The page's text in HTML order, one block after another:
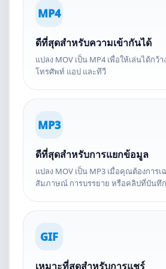
MP4
ดีที่สุดสำหรับความเข้ากันได้
แปลง MOV เป็น MP4 เพื่อให้เล่นได้กว้
โทรศัพท์ แอป และทีวี
MP3
ดีที่สุดสำหรับการแยกข้อมูล
แปลง MOV เป็น MP3 เมื่อคุณต้องการเ
สัมภาษณ์ การบรรยาย หรือคลิปที่บันทึ
GIF
เหมาะที่สุดสำหรับการแชร์